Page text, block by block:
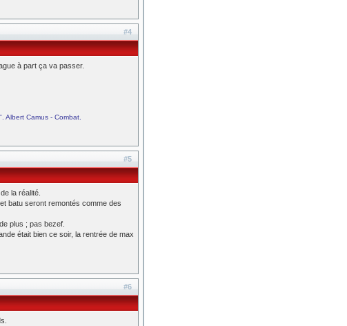
#4
à part ça va passer.
Albert Camus - Combat.
#5
la réalité.
batu seront remontés comme des
plus ; pas bezef.
était bien ce soir, la rentrée de max
#6